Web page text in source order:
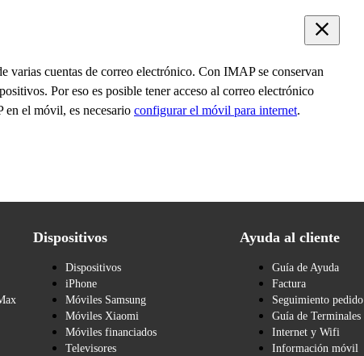
cuentas de correo electrónico. Con IMAP se conservan
Por eso es posible tener acceso al correo electrónico
el móvil, es necesario configurar el móvil para internet.
Dispositivos
Dispositivos
iPhone
Móviles Samsung
Móviles Xiaomi
Móviles financiados
Televisores
Ayuda al cliente
Guía de Ayuda
Factura
Seguimiento pedido
Guía de Terminales
Internet y Wifi
Información móvil